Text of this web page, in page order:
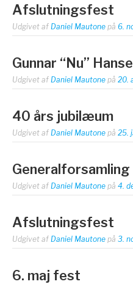
Afslutningsfest
Udgivet af Daniel Mautone på 6.
Gunnar “Nu”
Udgivet af Daniel Mautone på 20.
40 års jubilæum
Udgivet af Daniel Mautone på 25.
Generalforsamling
Udgivet af Daniel Mautone på 4.
Afslutningsfest
Udgivet af Daniel Mautone på 3.
6. maj fest